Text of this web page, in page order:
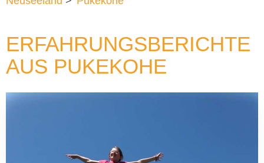
ERFAHRUNGSBERICHTE
AUS PUKEKOHE